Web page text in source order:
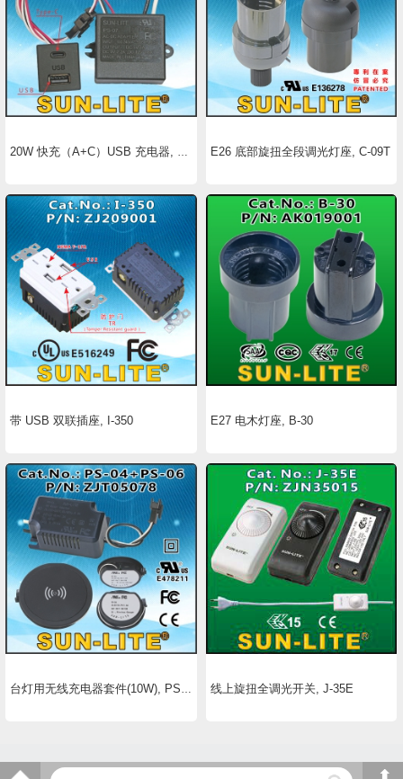
20W 快充（A+C）USB 充电器, PS-07 E26 底部旋扭全段调光灯座, C-09T
带 USB 双联插座, I-350 E27 电木灯座, B-30
台灯用无线充电器套件(10W), PS-04+PS-06 线上旋扭全调光开关, J-35E